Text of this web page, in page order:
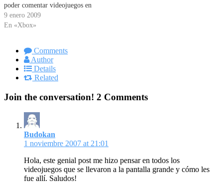
poder comentar videojuegos en
el teatrokodak. Mi experiencia
en videojuegos es alta, ya que la
comentaros con lo que…
9 enero 2009
En «Xbox»
Comments
Author
Details
Related
Join the conversation! 2 Comments
Budokan
1 noviembre 2007 at 21:01
Hola, este genial post me hizo pensar en todos los
videojuegos que se llevaron a la pantalla grande y cómo les
fue allí. Saludos!